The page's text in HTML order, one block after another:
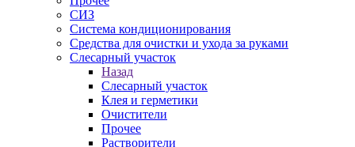
СИЗ
Система кондиционирования
Средства для очистки и ухода за руками
Слесарный участок
Назад
Слесарный участок
Клея и герметики
Очистители
Прочее
Растворители